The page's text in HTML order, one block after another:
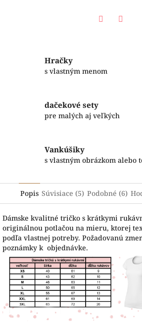
Hračky
s vlastným menom
dačekové sety
pre malých aj veľkých
Vankúšiky
s vlastným obrázkom alebo
Popis Súvisiace (5) Podobné (6)
Dámske kvalitné tričko s krátkymi
originálnou potlačou na mieru, ktorej
podľa vlastnej potreby. Požadovanú
poznámky k objednávke.